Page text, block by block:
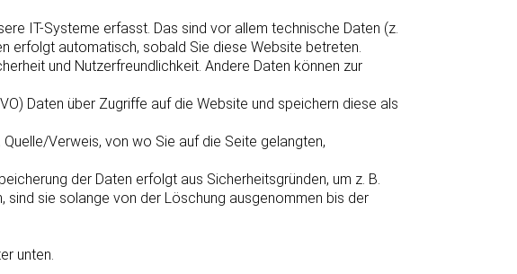
IT-Systeme erfasst. Das sind vor allem technische Daten (z.
erfolgt automatisch, sobald Sie diese Website betreten.
und Nutzerfreundlichkeit. Andere Daten können zur
Daten über Zugriffe auf die Website und speichern diese als
Verweis, von wo Sie auf die Seite gelangten,
der Daten erfolgt aus Sicherheitsgründen, um z. B.
sind sie solange von der Löschung ausgenommen bis der
unten.